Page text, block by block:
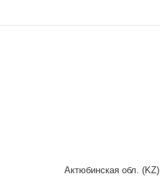
Актюбинская обл. (KZ)